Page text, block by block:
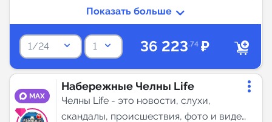
1/24 keyboard_arrow_down 1 keyboard_arrow_down 36 223.74 ₽
MAX
Набережные Челны Life
Челны Life - это новости, слухи,
скандалы, происшествия, фото и видео